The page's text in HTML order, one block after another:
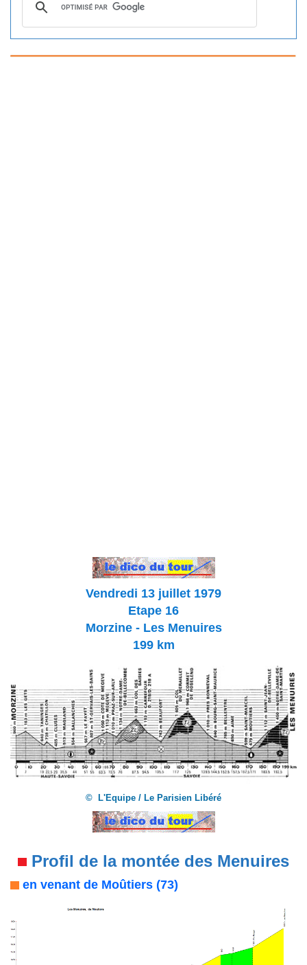
Vendredi 13 juillet 1979
Etape 16
Morzine - Les Menuires
199 km
© L'Equipe / Le Parisien Libéré
Profil de la montée des Menuires
en venant de Moûtiers (73)